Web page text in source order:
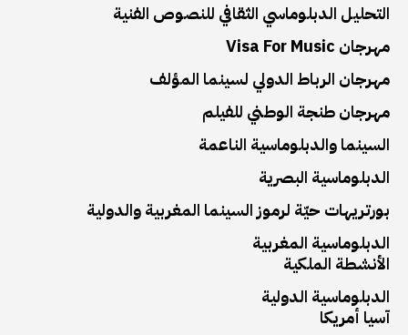
التحليل الدبلوماسي الثقافي للنصوص الفنية
مهرجان Visa For Music
مهرجان الرباط الدولي لسينما المؤلف
مهرجان طنجة الوطني للفيلم
السينما والدبلوماسية الناعمة
الدبلوماسية البصرية
بورتريهات حيّة لرموز السينما المغربية والدولية
الدبلوماسية المغربية
الأنشطة الملكية
الدبلوماسية الدولية
آسيا أمريكا